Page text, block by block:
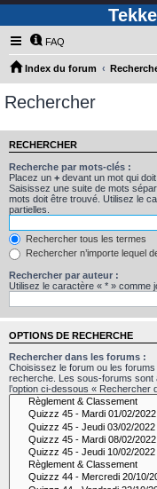
FAQ
Index du forum
Rechercher
RECHERCHER
Recherche par mots-clés :
Placez un + devant un mot qui
Saisissez une suite de mots
mots doit être trouvé. Utilisez le
partielles.
Rechercher tous les termes
Rechercher n’importe lequel
Rechercher par auteur :
Utilisez le caractère « * » comme
OPTIONS DE RECHERCHE
Rechercher dans les forums :
Choisissez le forum ou les
recherche. Les sous-forums sont
l’option ci-dessous « Rechercher